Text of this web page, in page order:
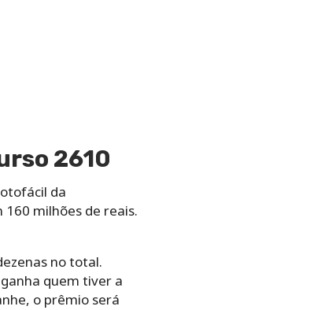
2610
da
milhões de reais.
no total.
quem tiver a
o prêmio será